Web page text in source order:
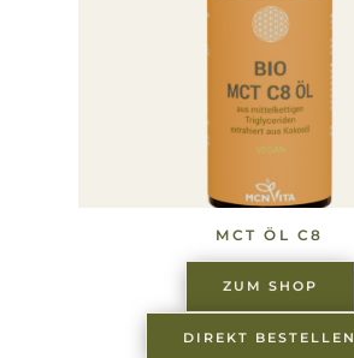
MCT ÖL C8
ZUM SHOP
DIREKT BESTELLEN